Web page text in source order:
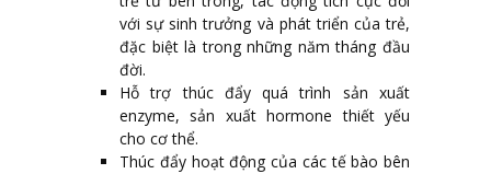
với sự sinh trưởng và phát triển của trẻ,
đặc biệt là trong những năm tháng đầu
đời.
Hỗ trợ thúc đẩy quá trình sản xuất
enzyme, sản xuất hormone thiết yếu
cho cơ thể.
Thúc đẩy hoạt động của các tế bào bên